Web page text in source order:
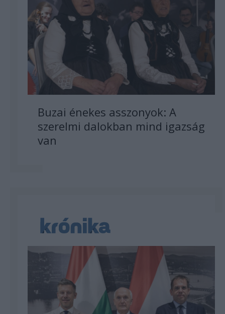
Buzai énekes asszonyok: A
szerelmi dalokban mind igazság
van